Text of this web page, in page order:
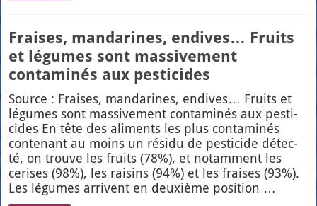
Fraises, mandarines, endives… Fruits
et légumes sont massivement
contaminés aux pesticides
Source : Fraises, man­da­rines, endives… Fruits et
légumes sont mas­si­ve­ment conta­mi­nés aux pes­ti­
cides En tête des ali­ments les plus conta­mi­nés
conte­nant au moins un rési­du de pes­ti­cide détec­
té, on trouve les fruits (78%), et notam­ment les
cerises (98%), les rai­sins (94%) et les fraises (93%).
Les légumes arrivent en deuxième posi­tion …